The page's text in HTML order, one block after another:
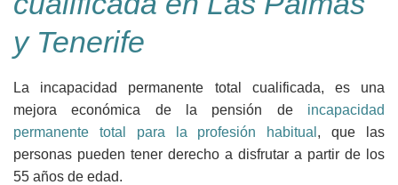
y Tenerife
La incapacidad permanente total cualificada, es una
mejora económica de la pensión de incapacidad
permanente total para la profesión habitual , que las
personas pueden tener derecho a disfrutar a partir de los
55 años de edad.